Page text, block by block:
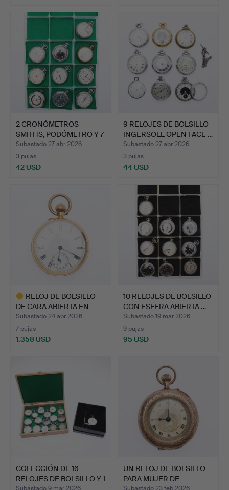
2 CRONÓMETROS
SMITHS, PODÓMETRO Y 7
RELOJE…
Subastado 27 abr 2026
3 pujas
42 USD
9 RELOJES DE BOLSILLO
INGERSOLL OPEN FACE …
Subastado 27 abr 2026
3 pujas
44 USD
RELOJ DE BOLSILLO
DE CARA ABIERTA EN
METAL…
Subastado 24 abr 2026
7 pujas
1.358 USD
10 RELOJES DE BOLSILLO
CON ESFERA ABIERTA …
Subastado 19 mar 2026
9 pujas
95 USD
COLECCIÓN DE 16
RELOJES DE BOLSILLO Y 1
Subastado 9 mar 2026
UN RELOJ DE BOLSILLO
PARA MUJER DE
Subastado 23 feb 2026